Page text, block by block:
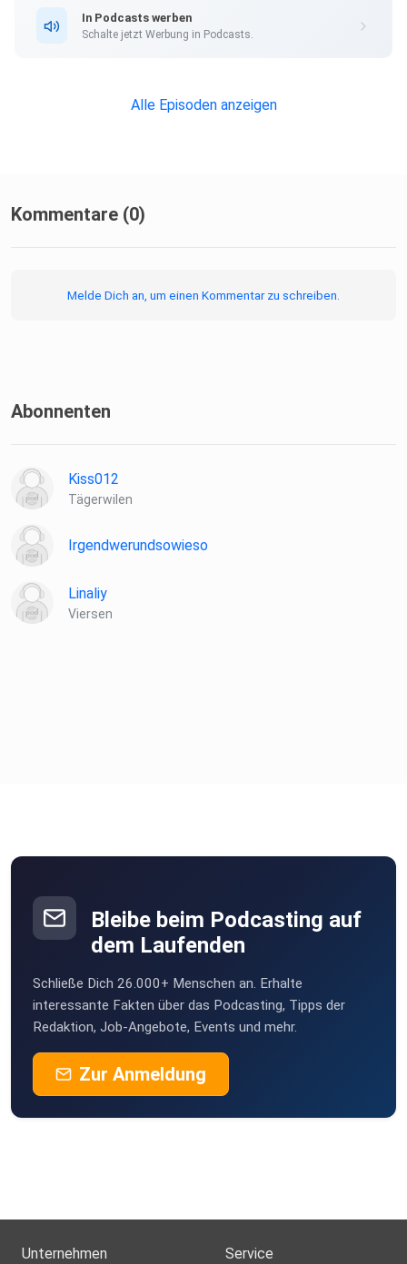
In Podcasts werben
Schalte jetzt Werbung in Podcasts.
Alle Episoden anzeigen
Kommentare (0)
Melde Dich an, um einen Kommentar zu schreiben.
Abonnenten
Kiss012
Tägerwilen
Irgendwerundsowieso
Linaliy
Viersen
Bleibe beim Podcasting auf
dem Laufenden
Schließe Dich 26.000+ Menschen an. Erhalte
interessante Fakten über das Podcasting, Tipps der
Redaktion, Job-Angebote, Events und mehr.
Zur Anmeldung
Unternehmen Service